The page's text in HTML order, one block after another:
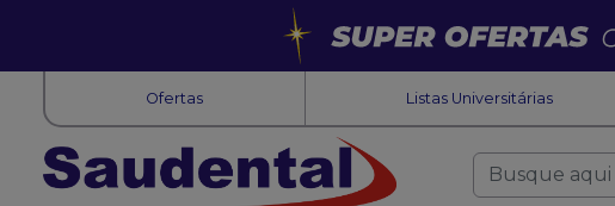
Ofertas Listas Universitárias